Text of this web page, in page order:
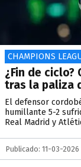
CHAMPIONS
¿Fin de ciclo?
tras la paliza
El defensor
humillante 5-2
Real Madrid y
Publicado: 11-03-2026